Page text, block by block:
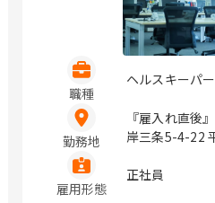
職種
ヘルスキーパー
勤務地
『雇入れ直後』 北海道札幌市豊平区平
岸三条5-4-22
雇用形態
正社員